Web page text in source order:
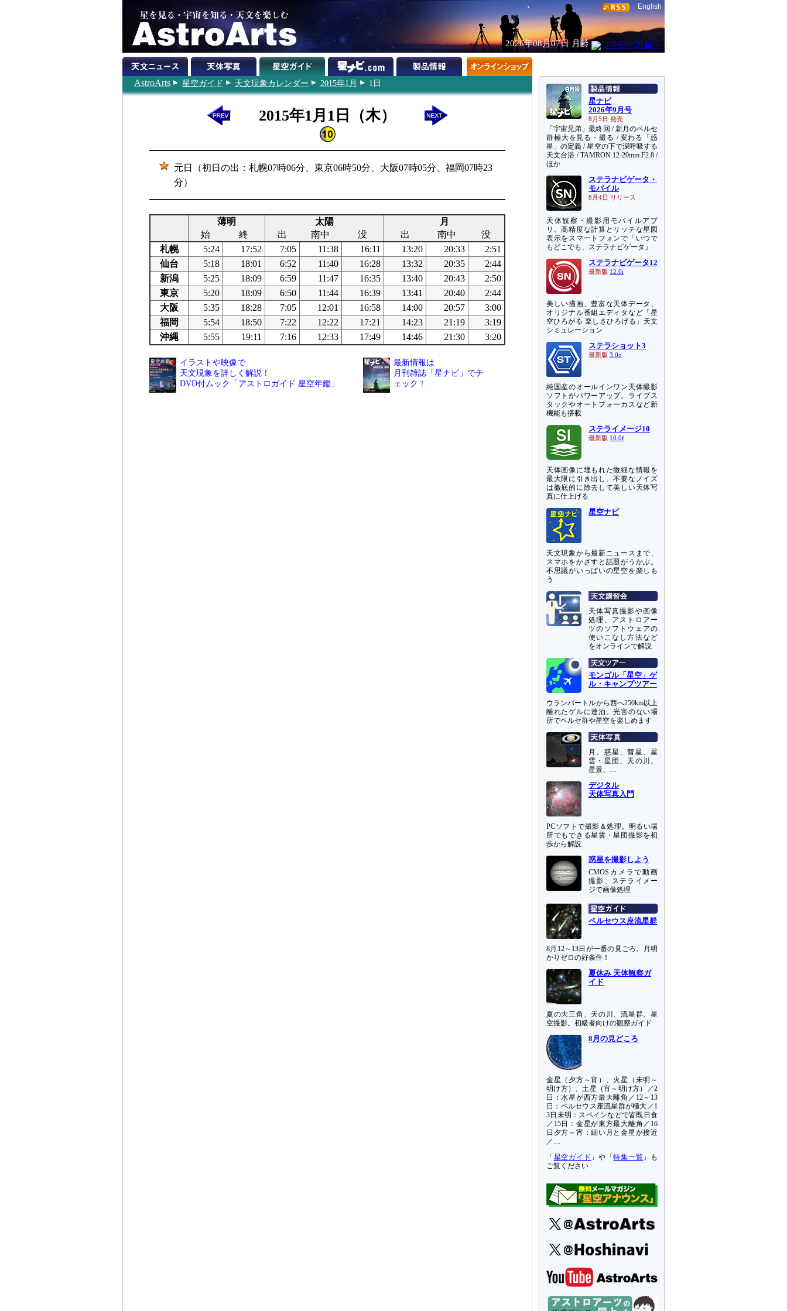
English
2026年08月07日 月齢
AstroArts 星空ガイド 天文現象カレンダー 2015年1月 1日
2015年1月1日（木）
元日（初日の出：札幌07時06分、東京06時50分、大阪07時05分、福岡07時23
分）
薄明 太陽
月
始
終 出 南中 没 出 南中
没
札幌
5:24 17:52 7:05 11:38 16:11 13:20 20:33
2:51
仙台
5:18 18:01 6:52 11:40 16:28 13:32 20:35
2:44
新潟
5:25 18:09 6:59 11:47 16:35 13:40 20:43
2:50
東京
5:20 18:09 6:50 11:44 16:39 13:41 20:40
2:44
大阪
5:35 18:28 7:05 12:01 16:58 14:00 20:57
3:00
福岡
5:54 18:50 7:22 12:22 17:21 14:23 21:19
3:19
沖縄
5:55 19:11 7:16 12:33 17:49 14:46 21:30 3:20
イラストや映像で
天文現象を詳しく解説！
DVD付ムック「アストロガイド 星空年鑑」
最新情報は
月刊雑誌「星ナビ」でチ
ェック！
星ナビ
2026年9月号
8月5日 発売
「宇宙兄弟」最終回 / 新月のペルセ
群極大を見る・撮る / 変わる「惑
星」の定義 / 星空の下で深呼吸する
天文台浴 / TAMRON 12-20mm F2.8 /
ほか
ステラナビゲータ・
モバイル
8月4日 リリース
天体観察・撮影用モバイルアプ
リ。高精度な計算とリッチな星図
表示をスマートフォンで「いつで
もどこでも、ステラナビゲータ」
ステラナビゲータ12
最新版 12.0i
美しい描画、豊富な天体データ、
オリジナル番組エディタなど「星
空ひろがる 楽しさひろげる」天文
シミュレーション
ステラショット3
最新版 3.0o
純国産のオールインワン天体撮影
ソフトがパワーアップ。ライブス
タックやオートフォーカスなど新
機能も搭載
ステライメージ10
最新版 10.0f
天体画像に埋もれた微細な情報を
最大限に引き出し、不要なノイズ
は徹底的に除去して美しい天体写
真に仕上げる
星空ナビ
天文現象から最新ニュースまで、
スマホをかざすと話題がうかぶ。
不思議がいっぱいの星空を楽しも
う
天体写真撮影や画像
処理、アストロアー
ツのソフトウェアの
使いこなし方法など
をオンラインで解説
モンゴル「星空」ゲ
ル・キャンプツアー
ウランバートルから西へ250km以上
離れたゲルに連泊。光害のない場
所でペルセ群や星空を楽しめます
月、惑星、彗星、星
雲・星団、天の川、
星景、…
デジタル
天体写真入門
PCソフトで撮影＆処理。明るい場
所でもできる星雲・星団撮影を初
歩から解説
惑星を撮影しよう
CMOSカメラで動画
撮影、ステライメー
ジで画像処理
ペルセウス座流星群
8月12～13日が一番の見ごろ。月明
かりゼロの好条件！
夏休み 天体観察ガ
イド
夏の大三角、天の川、流星群、星
空撮影。初級者向けの観察ガイド
8月の見どころ
金星（夕方～宵）、火星（未明～
明け方）、土星（宵～明け方）／2
日：水星が西方最大離角／12～13
日：ペルセウス座流星群が極大／1
3日未明：スペインなどで皆既日食
／15日：金星が東方最大離角／16
日夕方～宵：細い月と金星が接近
／…
「 星空ガイド 」や「特集一覧 」も
ご覧ください